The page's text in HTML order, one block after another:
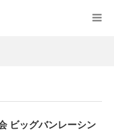
ビッグバンレーシン